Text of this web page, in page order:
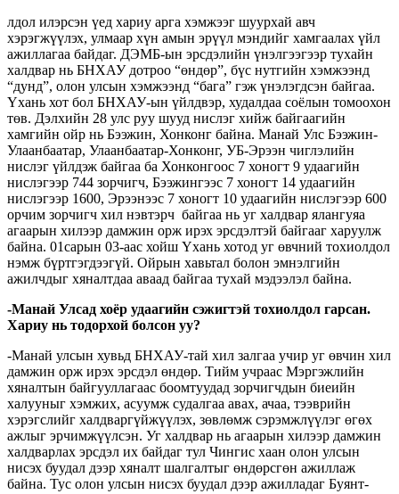
лдол илэрсэн үед хариу арга хэмжээг шуурхай авч
хэрэгжүүлэх, улмаар хүн амын эрүүл мэндийг хамгаалах үйл
ажиллагаа байдаг. ДЭМБ-ын эрсдэлийн үнэлгээгээр тухайн
халдвар нь БНХАУ дотроо “өндөр”, бүс нутгийн хэмжээнд
“дунд”, олон улсын хэмжээнд “бага” гэж үнэлэгдсэн байгаа.
Үхань хот бол БНХАУ-ын үйлдвэр, худалдаа соёлын томоохон
төв. Дэлхийн 28 улс руу шууд нислэг хийж байгаагийн
хамгийн ойр нь Бээжин, Хонконг байна. Манай Улс Бээжин-
Улаанбаатар, Улаанбаатар-Хонконг, УБ-Эрээн чиглэлийн
нислэг үйлдэж байгаа ба Хонконгоос 7 хоногт 9 удаагийн
нислэгээр 744 зорчигч, Бээжингээс 7 хоногт 14 удаагийн
нислэгээр 1600, Эрээнээс 7 хоногт 10 удаагийн нислэгээр 600
орчим зорчигч хил нэвтэрч байгаа нь уг халдвар ялангуяа
агаарын хилээр дамжин орж ирэх эрсдэлтэй байгааг харуулж
байна. 01сарын 03-аас хойш Үхань хотод уг өвчний тохиолдол
нэмж бүртгэгдээгүй. Ойрын хавьтал болон эмнэлгийн
ажилчдыг хяналтдаа аваад байгаа тухай мэдээлэл байна.
-Манай Улсад хоёр удаагийн сэжигтэй тохиолдол гарсан.
Хариу нь тодорхой болсон уу?
-Манай улсын хувьд БНХАУ-тай хил залгаа учир уг өвчин хил
дамжин орж ирэх эрсдэл өндөр. Тийм учраас Мэргэжлийн
хяналтын байгууллагаас боомтуудад зорчигчдын биеийн
халууныг хэмжих, асуумж судалгаа авах, ачаа, тээврийн
хэрэгслийг халдваргүйжүүлэх, зөвлөмж сэрэмжлүүлэг өгөх
ажлыг эрчимжүүлсэн. Уг халдвар нь агаарын хилээр дамжин
халдварлах эрсдэл их байдаг тул Чингис хаан олон улсын
нисэх буудал дээр хяналт шалгалтыг өндөрсгөн ажиллаж
байна. Тус олон улсын нисэх буудал дээр ажилладаг Буянт-